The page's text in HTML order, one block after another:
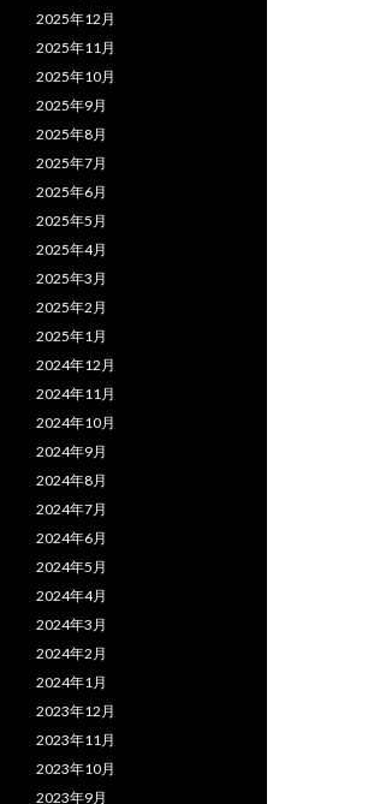
2025年12月
2025年11月
2025年10月
2025年9月
2025年8月
2025年7月
2025年6月
2025年5月
2025年4月
2025年3月
2025年2月
2025年1月
2024年12月
2024年11月
2024年10月
2024年9月
2024年8月
2024年7月
2024年6月
2024年5月
2024年4月
2024年3月
2024年2月
2024年1月
2023年12月
2023年11月
2023年10月
2023年9月